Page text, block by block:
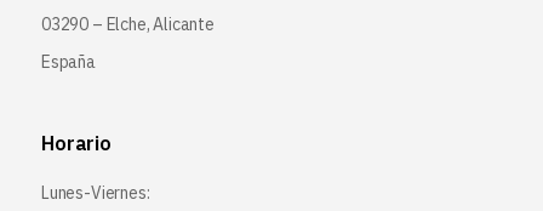
03290 – Elche, Alicante
España
Horario
Lunes-Viernes: